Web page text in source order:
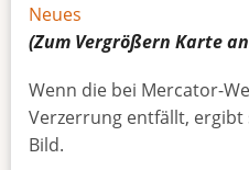
Neues
(Zum Vergrößern Karte
Wenn die bei Mercator-
Verzerrung entfällt, ergibt
Bild.